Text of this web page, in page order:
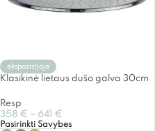
ekspozicijoje
Klasikinė lietaus dušo galva 30cm
Resp
358 € – 641 €
Pasirinkti Savybes